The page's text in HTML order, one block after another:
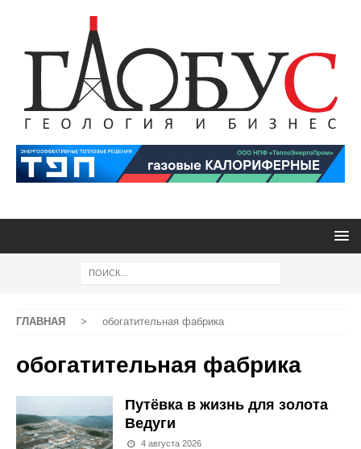
ГЛАВНАЯ > обогатительная фабрика
обогатительная фабрика
Путёвка в жизнь для золота
Ведуги
4 августа 2026